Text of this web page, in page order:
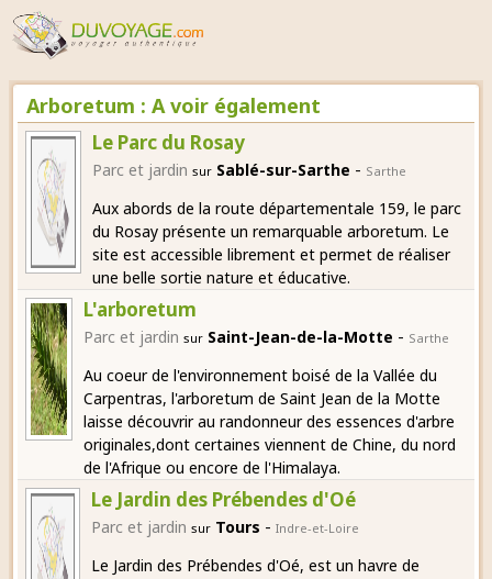
Arboretum : A voir également
Le Parc du Rosay
Parc et jardin sur Sablé-sur-Sarthe - Sarthe
Aux abords de la route départementale 159, le parc
du Rosay présente un remarquable arboretum. Le
site est accessible librement et permet de réaliser
une belle sortie nature et éducative.
L'arboretum
Parc et jardin sur Saint-Jean-de-la-Motte - Sarthe
Au coeur de l'environnement boisé de la Vallée du
Carpentras, l'arboretum de Saint Jean de la Motte
laisse découvrir au randonneur des essences d'arbre
originales,dont certaines viennent de Chine, du nord
de l'Afrique ou encore de l'Himalaya.
Le Jardin des Prébendes d'Oé
Parc et jardin sur Tours - Indre-et-Loire
Le Jardin des Prébendes d'Oé, est un havre de